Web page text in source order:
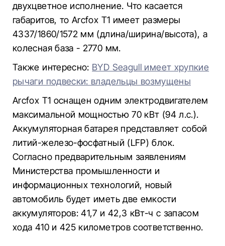
двухцветное исполнение. Что касается
габаритов, то Arcfox T1 имеет размеры
4337/1860/1572 мм (длина/ширина/высота), а
колесная база - 2770 мм.
Также интересно: BYD Seagull имеет хрупкие
рычаги подвески: владельцы возмущены
Arcfox T1 оснащен одним электродвигателем
максимальной мощностью 70 кВт (94 л.с.).
Аккумуляторная батарея представляет собой
литий-железо-фосфатный (LFP) блок.
Согласно предварительным заявлениям
Министерства промышленности и
информационных технологий, новый
автомобиль будет иметь две емкости
аккумуляторов: 41,7 и 42,3 кВт-ч с запасом
хода 410 и 425 километров соответственно.